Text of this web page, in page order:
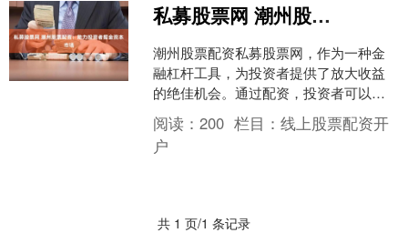
私募股票网 潮州股票配资：助力投资者掘金资本市场
潮州股票配资私募股票网，作为一种金
融杠杆工具，为投资者提供了放大收益
的绝佳机会。通过配资，投资者可以以
较小的本金撬动更大的资金，从而提升
投资收益率。 网络配资平....
阅读：200 栏目：线上股票配资开
户
共 1 页/1 条记录